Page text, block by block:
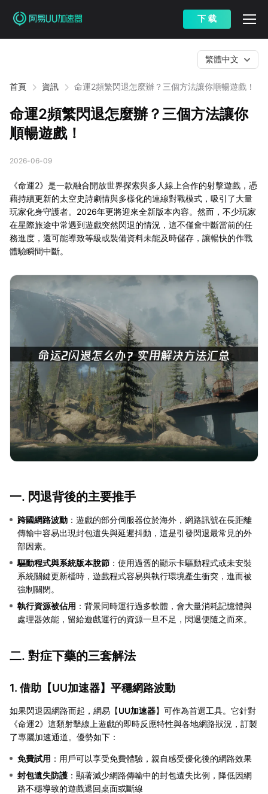
下 载
首頁 資訊 命運2頻繁閃退怎麼辦？三個方法讓你順暢遊戲！
繁體中文
命運2頻繁閃退怎麼辦？三個方法讓你
順暢遊戲！
2026-06-09
《命運2》是一款融合開放世界探索與多人線上合作的射擊遊戲，憑
藉持續更新的太空史詩劇情與多樣化的連線對戰模式，吸引了大量
玩家化身守護者。2026年更將迎來全新版本內容。然而，不少玩家
在星際旅途中常遇到遊戲突然閃退的情況，這不僅會中斷當前的任
務進度，還可能導致等級或裝備資料未能及時儲存，讓暢快的作戰
體驗瞬間中斷。
一. 閃退背後的主要推手
跨國網路波動 ：遊戲的部分伺服器位於海外，網路訊號在長距離
傳輸中容易出現封包遺失與延遲抖動，這是引發閃退最常見的外
部因素。
驅動程式與系統版本脫節 ：使用過舊的顯示卡驅動程式或未安裝
系統關鍵更新檔時，遊戲程式容易與執行環境產生衝突，進而被
強制關閉。
執行資源被佔用 ：背景同時運行過多軟體，會大量消耗記憶體與
處理器效能，留給遊戲運行的資源一旦不足，閃退便隨之而來。
二. 對症下藥的三套解法
1. 借助【UU加速器】平穩網路波動
如果閃退因網路而起，網易【UU加速器】可作為首選工具。它針對
《命運2》這類射擊線上遊戲的即時反應特性與各地網路狀況，訂製
了專屬加速通道。優勢如下：
免費試用 ：用戶可以享受免費體驗，親自感受優化後的網路效果
封包遺失防護 ：顯著減少網路傳輸中的封包遺失比例，降低因網
路不穩導致的遊戲退回桌面或斷線